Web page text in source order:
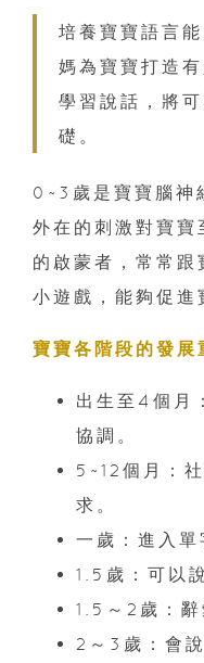
培養寶寶語言
媽為寶寶打造
學習說話，將
礎。
0~3歲是寶寶腦神
外在的刺激對寶寶
的啟蒙者，常常跟
小遊戲，能夠促進
寶寶各階段的發展
出生至4個月
協調。
5~12個月：
求。
一歲：進入單
1.5歲：可以
1.5～2歲：辭
2～3歲：會